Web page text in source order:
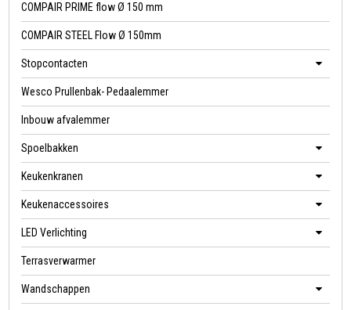
COMPAIR PRIME flow Ø 150 mm
COMPAIR STEEL Flow Ø 150mm
Stopcontacten
Wesco Prullenbak- Pedaalemmer
Inbouw afvalemmer
Spoelbakken
Keukenkranen
Keukenaccessoires
LED Verlichting
Terrasverwarmer
Wandschappen